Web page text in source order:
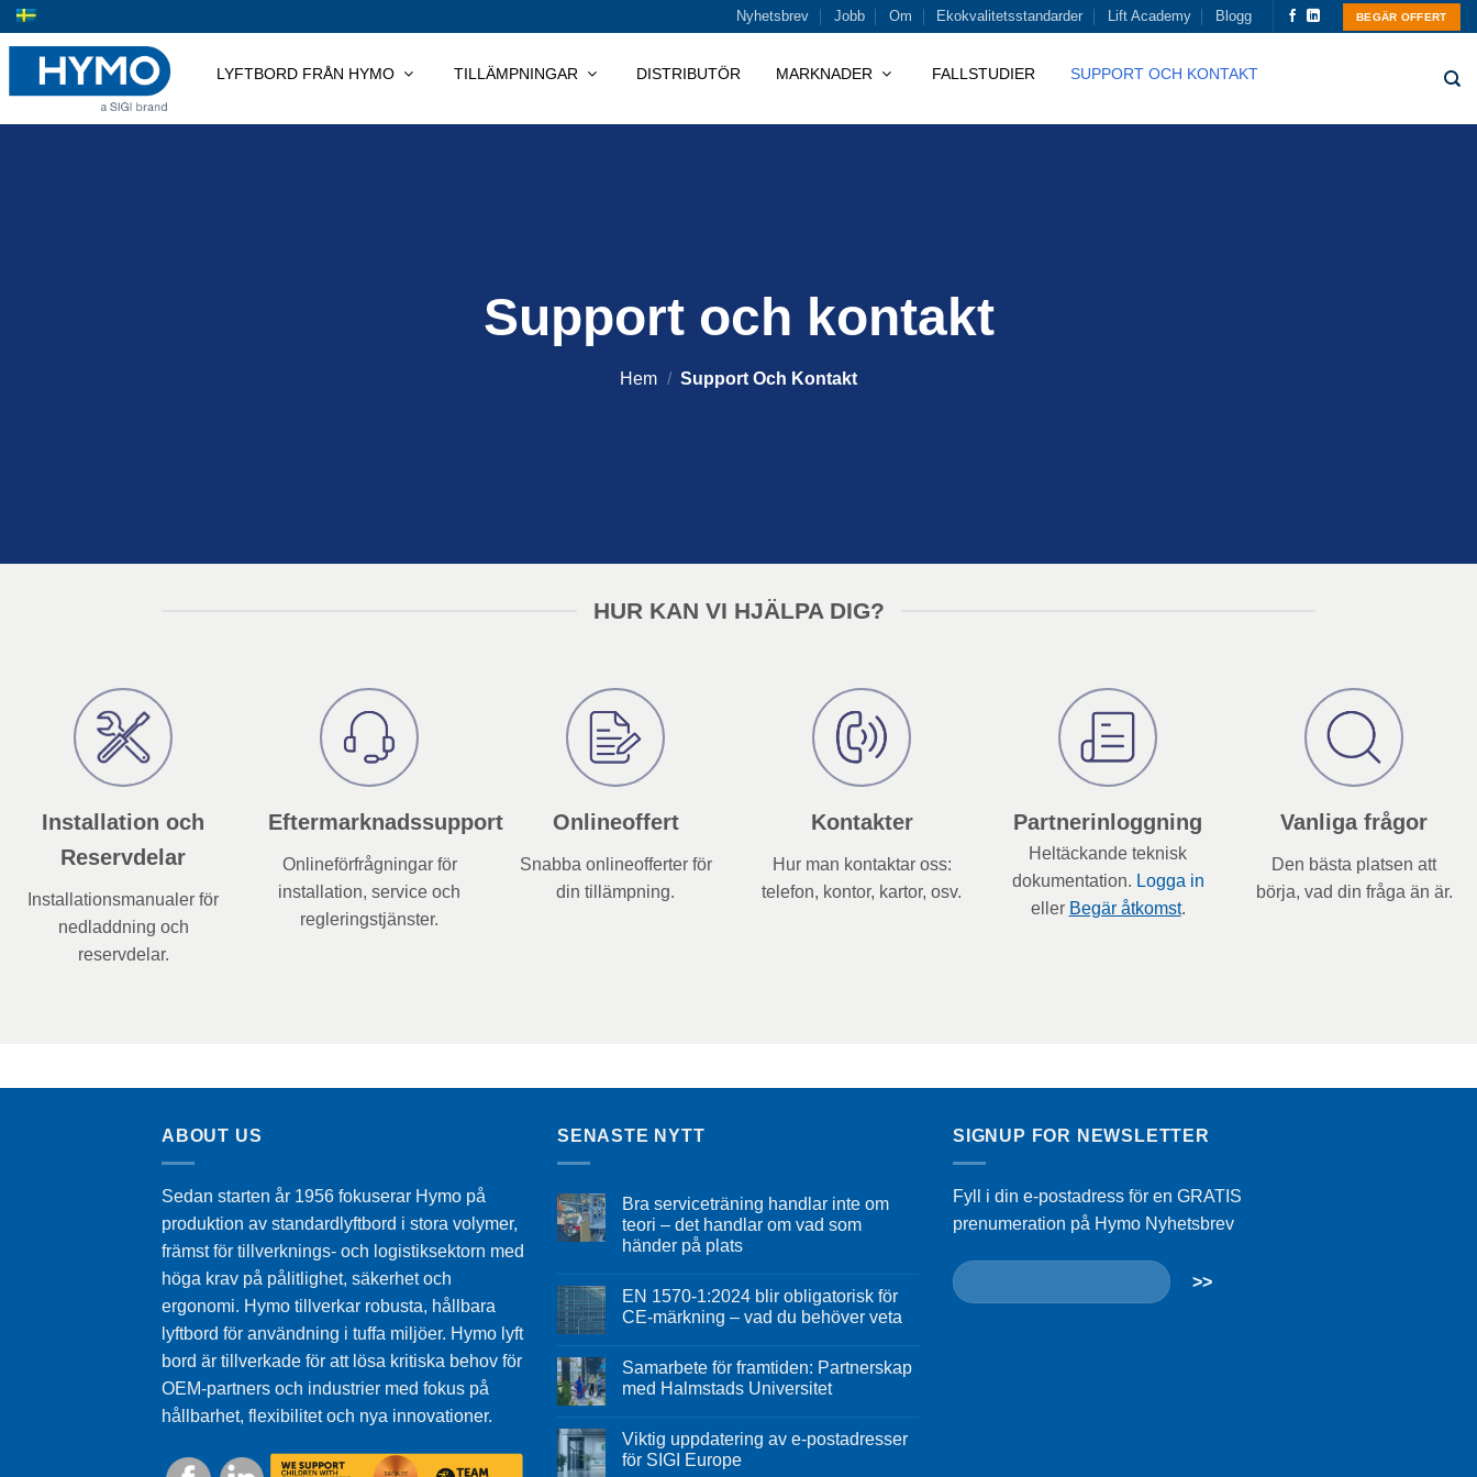
Skip
content
Nyhetsbrev Jobb Om Ekokvalitetsstandarder Lift Academy Blogg BEGÄR OFFERT
LYFTBORD FRÅN HYMO TILLÄMPNINGAR DISTRIBUTÖR MARKNADER FALLSTUDIER SUPPORT OCH KONTAKT
Support och kontakt
Hem / Support Och Kontakt
HUR KAN VI HJÄLPA DIG?
Installation och
Reservdelar
Installationsmanualer för
nedladdning och
reservdelar.
Eftermarknadssupport
Onlineförfrågningar för
installation, service och
regleringstjänster.
Onlineoffert
Snabba onlineofferter för
din tillämpning.
Kontakter
Hur man kontaktar oss:
telefon, kontor, kartor, osv.
Partnerinloggning
Heltäckande teknisk
dokumentation. Logga in
eller Begär åtkomst.
Vanliga frågor
Den bästa platsen att
börja, vad din fråga än är.
ABOUT US
Sedan starten år 1956 fokuserar Hymo på
produktion av standardlyftbord i stora volymer,
främst för tillverknings- och logistiksektorn med
höga krav på pålitlighet, säkerhet och
ergonomi. Hymo tillverkar robusta, hållbara
lyftbord för användning i tuffa miljöer. Hymo lyft
bord är tillverkade för att lösa kritiska behov för
OEM-partners och industrier med fokus på
hållbarhet, flexibilitet och nya innovationer.
SENASTE NYTT
Bra serviceträning handlar inte om
teori – det handlar om vad som
händer på plats
EN 1570-1:2024 blir obligatorisk för
CE-märkning – vad du behöver veta
Samarbete för framtiden: Partnerskap
med Halmstads Universitet
Viktig uppdatering av e-postadresser
för SIGI Europe
SIGNUP FOR NEWSLETTER
Fyll i din e-postadress för en GRATIS
prenumeration på Hymo Nyhetsbrev